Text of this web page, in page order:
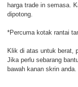
harga trade in semasa.
dipotong.
*Percuma kotak rantai
Klik di atas untuk berat,
Jika perlu sebarang
bawah kanan skrin anda.